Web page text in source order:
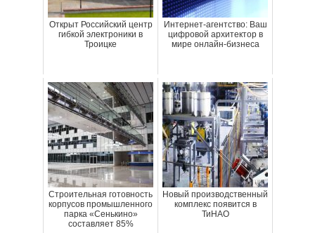
Открыт Российский центр
гибкой электроники в
Троицке
Интернет-агентство: Ваш
цифровой архитектор в
мире онлайн-бизнеса
Строительная готовность
корпусов промышленного
парка «Сенькино»
составляет 85%
Новый производственный
комплекс появится в
ТиНАО